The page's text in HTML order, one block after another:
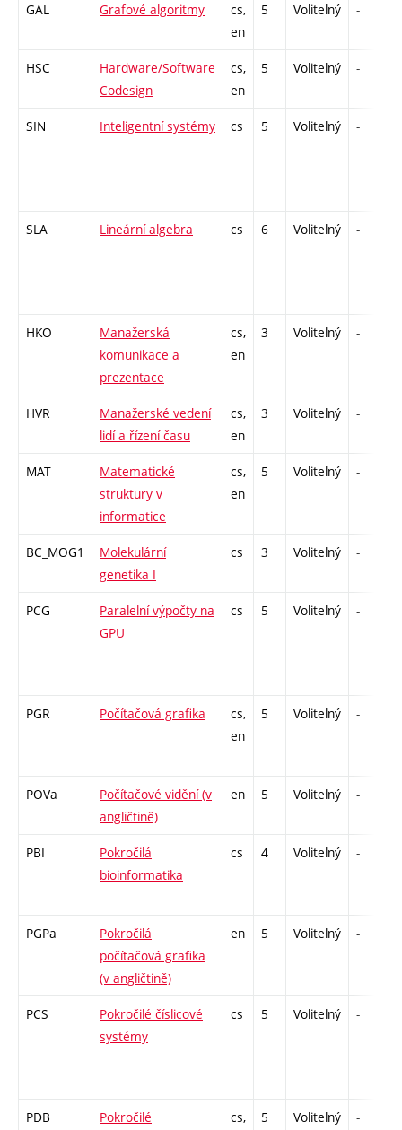
GAL Grafové algoritmy
cs,
en
5 Volitelný -
HSC
Hardware/Software
Codesign
cs,
en
5 Volitelný -
SIN Inteligentní systémy cs 5 Volitelný -
SLA Lineární algebra cs 6 Volitelný -
HKO
Manažerská
komunikace a
prezentace
cs,
en
3 Volitelný -
HVR
Manažerské vedení
lidí a řízení času
cs,
en
3 Volitelný -
MAT
Matematické
struktury v
informatice
cs,
en
5 Volitelný -
BC_MOG1
Molekulární
genetika I
cs 3 Volitelný -
PCG
Paralelní výpočty na
GPU
cs 5 Volitelný -
PGR Počítačová grafika
cs,
en
5 Volitelný -
POVa
Počítačové vidění (v
angličtině)
en 5 Volitelný -
PBI
Pokročilá
bioinformatika
cs 4 Volitelný -
PGPa
Pokročilá
počítačová grafika
(v angličtině)
en 5 Volitelný -
PCS
Pokročilé číslicové
systémy
cs 5 Volitelný -
PDB
Pokročilé
cs,
5 Volitelný -